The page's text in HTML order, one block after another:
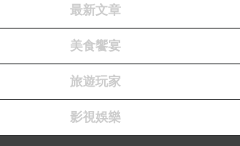
最新文章
美食饗宴
旅遊玩家
影視娛樂